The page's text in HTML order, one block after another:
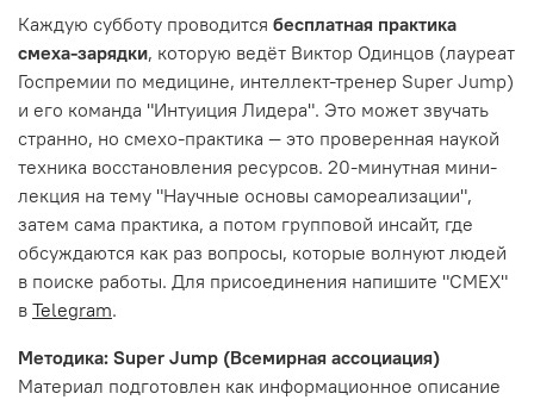
Каждую субботу проводится бесплатная практика
смеха-зарядки, которую ведёт Виктор Одинцов (лауреат
Госпремии по медицине, интеллект-тренер Super Jump)
и его команда "Интуиция Лидера". Это может звучать
странно, но смехо-практика — это проверенная наукой
техника восстановления ресурсов. 20-минутная мини-
лекция на тему "Научные основы самореализации",
затем сама практика, а потом групповой инсайт, где
обсуждаются как раз вопросы, которые волнуют людей
в поиске работы. Для присоединения напишите "СМЕХ"
в Telegram.
Методика: Super Jump (Всемирная ассоциация)
Материал подготовлен как информационное описание